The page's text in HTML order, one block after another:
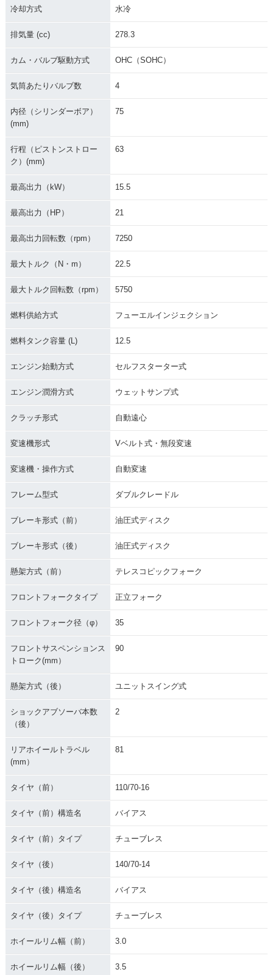
冷却方式 水冷
排気量 (cc) 278.3
カム・バルブ駆動方式 OHC（SOHC）
気筒あたりバルブ数 4
内径（シリンダーボア）
(mm)
75
行程（ピストンストロー
ク）(mm)
63
最高出力（kW） 15.5
最高出力（HP） 21
最高出力回転数（rpm） 7250
最大トルク（N・m） 22.5
最大トルク回転数（rpm） 5750
燃料供給方式 フューエルインジェクション
燃料タンク容量 (L) 12.5
エンジン始動方式 セルフスターター式
エンジン潤滑方式 ウェットサンプ式
クラッチ形式 自動遠心
変速機形式 Vベルト式・無段変速
変速機・操作方式 自動変速
フレーム型式 ダブルクレードル
ブレーキ形式（前） 油圧式ディスク
ブレーキ形式（後） 油圧式ディスク
懸架方式（前） テレスコピックフォーク
フロントフォークタイプ 正立フォーク
フロントフォーク径（φ） 35
フロントサスペンションス
トローク(mm）
90
懸架方式（後） ユニットスイング式
ショックアブソーバ本数
（後）
2
リアホイールトラベル
(mm）
81
タイヤ（前） 110/70-16
タイヤ（前）構造名 バイアス
タイヤ（前）タイプ チューブレス
タイヤ（後） 140/70-14
タイヤ（後）構造名 バイアス
タイヤ（後）タイプ チューブレス
ホイールリム幅（前） 3.0
ホイールリム幅（後） 3.5